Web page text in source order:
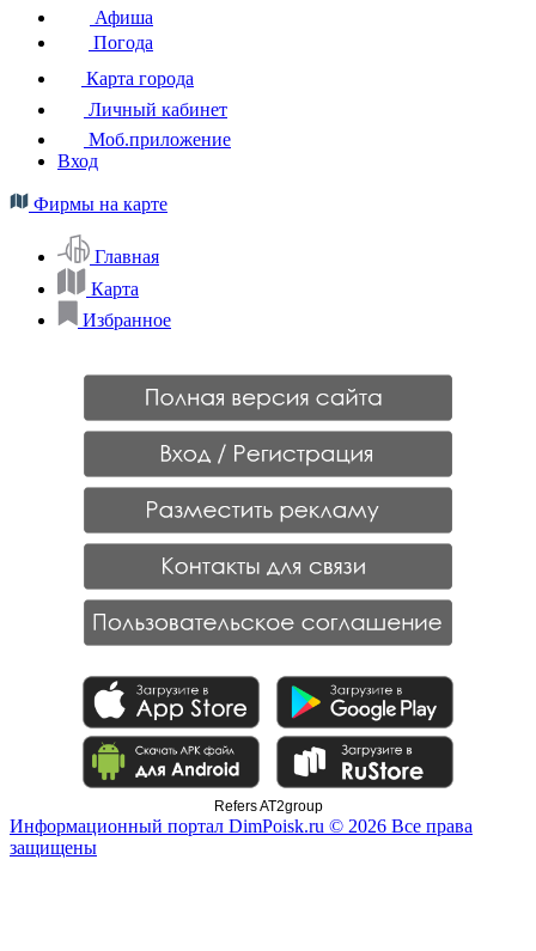
Афиша
Погода
Карта города
Личный кабинет
Моб.приложение
Вход
Фирмы на карте
Главная
Карта
Избранное
Refers AT2group
Информационный портал DimPoisk.ru © 2026 Все права
защищены